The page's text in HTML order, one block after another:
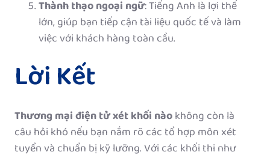
Thành thạo ngoại ngữ: Tiếng Anh là lợi thế
lớn, giúp bạn tiếp cận tài liệu quốc tế và làm
việc với khách hàng toàn cầu.
Lời Kết
Thương mại điện tử xét khối nàokhông còn là
câu hỏi khó nếu bạn nắm rõ các tổ hợp môn xét
tuyển và chuẩn bị kỹ lưỡng. Với các khối thi như